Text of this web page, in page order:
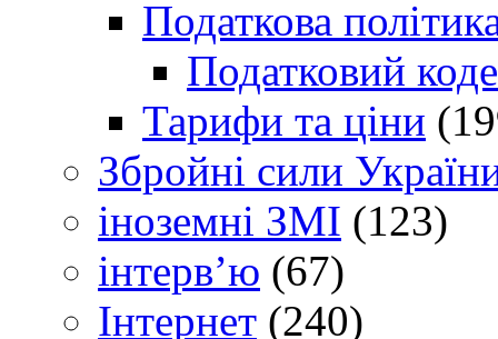
Податкова
Податковий
Тарифи та ціни
Збройні сили
іноземні ЗМІ (123)
інтерв’ю (67)
Інтернет (240)